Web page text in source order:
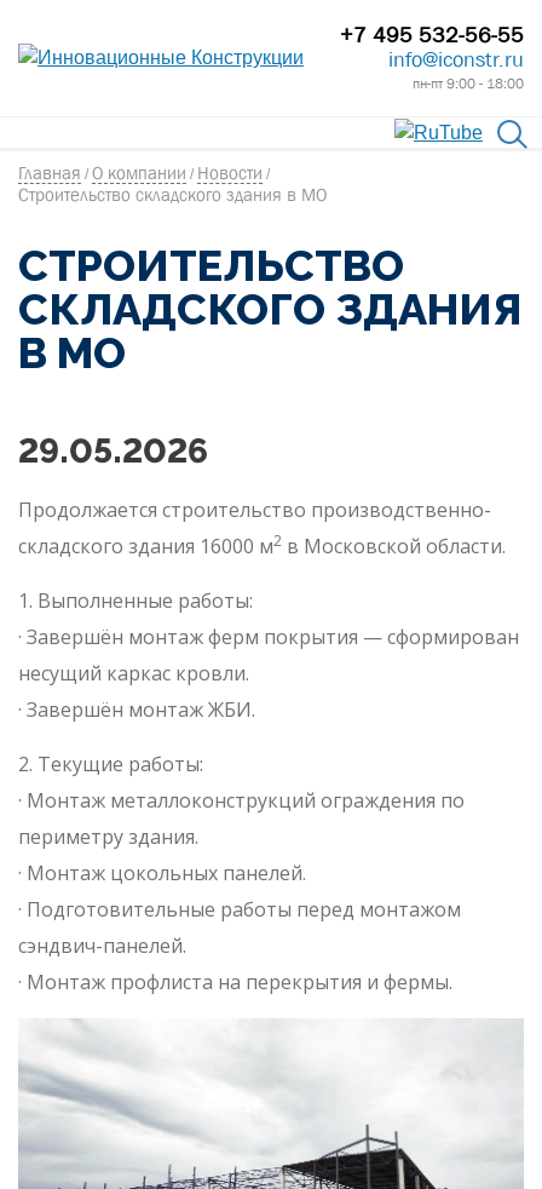
+7 495 532-56-55
info@iconstr.ru
пн-пт 9:00 - 18:00
Главная / О компании / Новости /
Строительство складского здания в МО
СТРОИТЕЛЬСТВО
СКЛАДСКОГО ЗДАНИЯ
В МО
29.05.2026
Продолжается строительство производственно-
складского здания 16000 м2 в Московской области.
1. Выполненные работы:
· Завершён монтаж ферм покрытия — сформирован
несущий каркас кровли.
· Завершён монтаж ЖБИ.
2. Текущие работы:
· Монтаж металлоконструкций ограждения по
периметру здания.
· Монтаж цокольных панелей.
· Подготовительные работы перед монтажом
сэндвич-панелей.
· Монтаж профлиста на перекрытия и фермы.